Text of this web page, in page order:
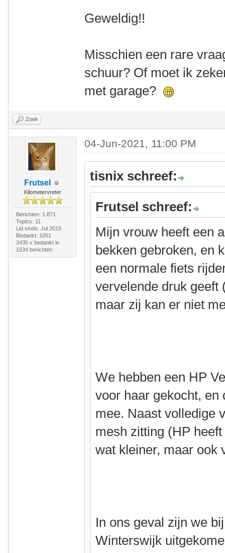
Geweldig!!
Misschien een rare
schuur? Of moet ik
met garage?
Zoek
Frutsel
Kilometervreter
Berichten: 1.871
Topics: 11
Lid sinds: Jul 2019
Bedankt: 1051
3435 x bedankt in
1534 berichten
04-Jun-2021, 11:00 PM
tisnix schreef:
Frutsel schreef:
Mijn vrouw heeft een
bekken gebroken, en
een normale fiets
vervelende druk geeft
maar zij kan er niet
We hebben een HP
voor haar gekocht,
mee. Naast volledige
mesh zitting (HP
wat kleiner, maar ook
In ons geval zijn we
Winterswijk